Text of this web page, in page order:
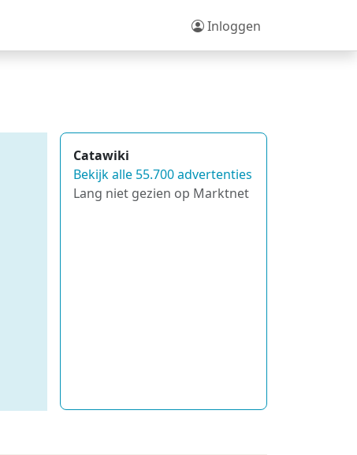
Inloggen
Catawiki
Bekijk alle 55.700 advertenties
Lang niet gezien op Marktnet